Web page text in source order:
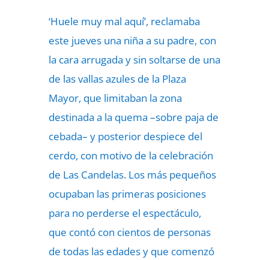
‘Huele muy mal aquí’, reclamaba
este jueves una niña a su padre, con
la cara arrugada y sin soltarse de una
de las vallas azules de la Plaza
Mayor, que limitaban la zona
destinada a la quema –sobre paja de
cebada– y posterior despiece del
cerdo, con motivo de la celebración
de Las Candelas. Los más pequeños
ocupaban las primeras posiciones
para no perderse el espectáculo,
que contó con cientos de personas
de todas las edades y que comenzó